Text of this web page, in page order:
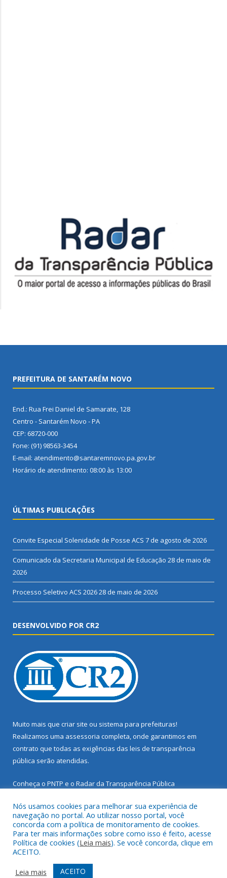
PREFEITURA DE SANTARÉM NOVO
End.: Rua Frei Daniel de Samarate, 128
Centro - Santarém Novo - PA
CEP: 68720-000
Fone: (91) 98563-3454
E-mail: atendimento@santaremnovo.pa.gov.br
Horário de atendimento: 08:00 às 13:00
ÚLTIMAS PUBLICAÇÕES
Convite Especial Solenidade de Posse ACS 7 de agosto de 2026
Comunicado da Secretaria Municipal de Educação 28 de maio de
2026
Processo Seletivo ACS 202628 de maio de 2026
DESENVOLVIDO POR CR2
Muito mais que criar site ou sistema para prefeituras!
Realizamos uma assessoria completa, onde garantimos em
contrato que todas as exigências das leis de transparência
pública serão atendidas.
Conheça o PNTP e o Radar da Transparência Pública
Todos os direitos reservados a Prefeitura Municipal de Santarém
Novo.
Mapa do Site
Acessar Área Administrativa
Nós usamos cookies para melhorar sua experiência de
navegação no portal. Ao utilizar nosso portal, você
concorda com a política de monitoramento de cookies.
Para ter mais informações sobre como isso é feito, acesse
Política de cookies (Leia mais). Se você concorda, clique em
ACEITO.
Leia mais
ACEITO